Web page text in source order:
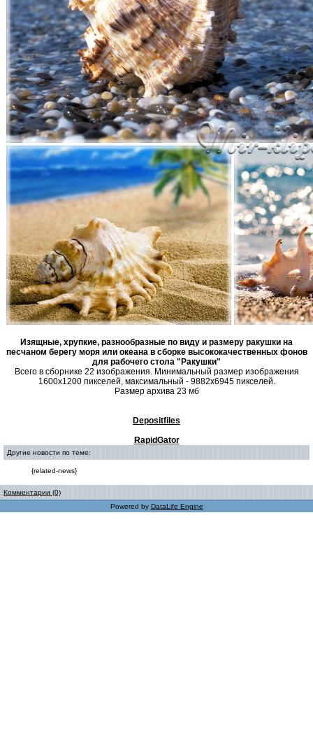
Изящные, хрупкие, разнообразные по виду и размеру ракушки на
песчаном берегу моря или океана в сборке высококачественных фонов
для рабочего стола "Ракушки"
Всего в сборнике 22 изображения. Минимальный размер изображения
1600х1200 пикселей, максимальный - 9882х6945 пикселей.
Размер архива 23 мб
Depositfiles
RapidGator
Другие новости по теме:
{related-news}
Комментарии (0)
Powered by DataLife Engine